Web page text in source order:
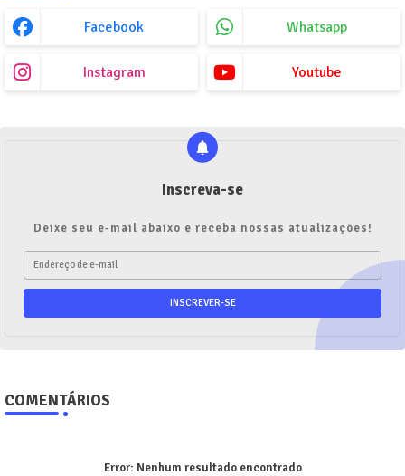
Facebook Whatsapp
Instagram Youtube
Inscreva-se
Deixe seu e-mail abaixo e receba nossas atualizações!
COMENTÁRIOS
Error: Nenhum resultado encontrado